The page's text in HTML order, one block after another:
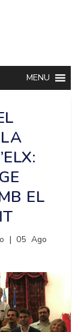
MENU
EL
|05 Ago